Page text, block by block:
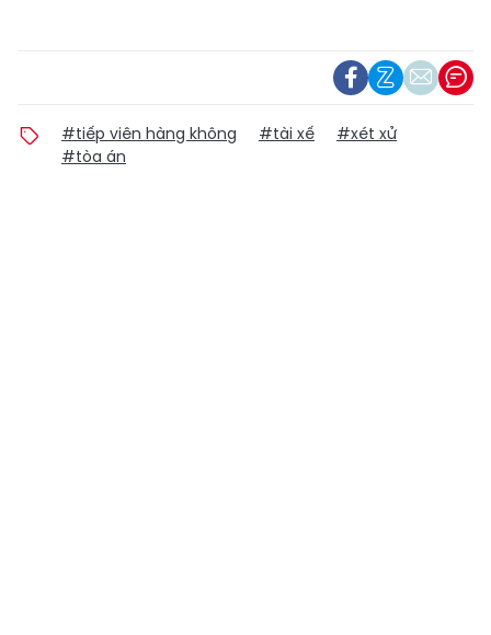
#tiếp viên hàng không #tài xế
#xét xử
#tòa án